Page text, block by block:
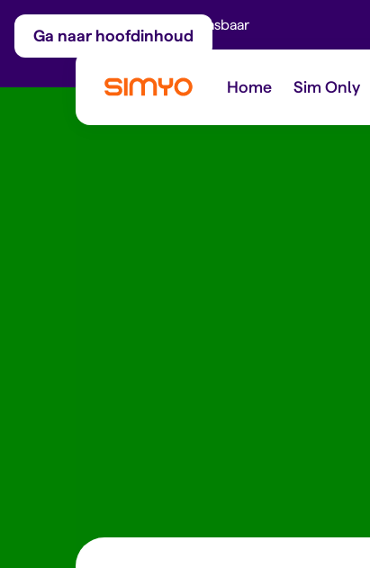
Ga naar hoofdinhoud
Maandelijks aanpasbaar
Home Sim Only